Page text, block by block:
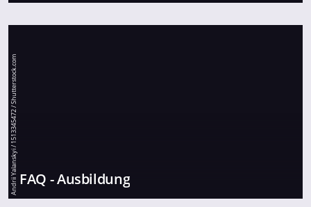
FAQ - Ausbildung
Andrii Yalanskyi / 1513345472 / Shutterstock.com